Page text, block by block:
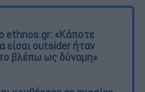
ethnos.gr: «Κάποτε
είσαι outsider ήταν
βλέπω ως δύναμη»